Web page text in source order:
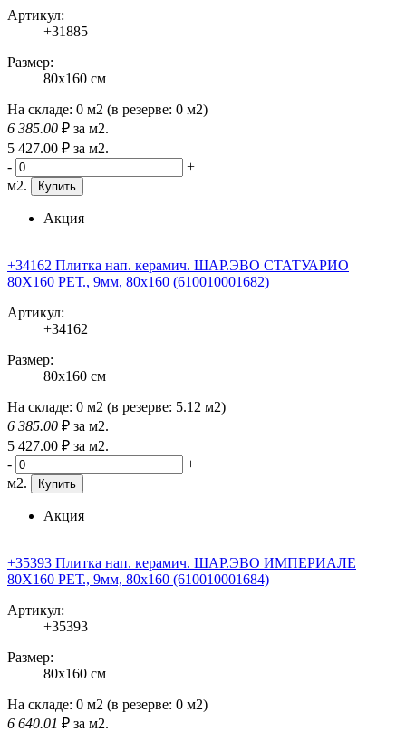
Артикул:
+31885
Размер:
80x160 см
На складе: 0 м2 (в резерве: 0 м2)
6 385.00 ₽ за м2.
5 427.00 ₽ за м2.
-
+
м2.
Купить
Акция
+34162 Плитка нап. керамич. ШАР.ЭВО СТАТУАРИО
80X160 РЕТ., 9мм, 80x160 (610010001682)
Артикул:
+34162
Размер:
80x160 см
На складе: 0 м2 (в резерве: 5.12 м2)
6 385.00 ₽ за м2.
5 427.00 ₽ за м2.
-
+
м2.
Купить
Акция
+35393 Плитка нап. керамич. ШАР.ЭВО ИМПЕРИАЛЕ
80X160 РЕТ., 9мм, 80x160 (610010001684)
Артикул:
+35393
Размер:
80x160 см
На складе: 0 м2 (в резерве: 0 м2)
6 640.01 ₽ за м2.